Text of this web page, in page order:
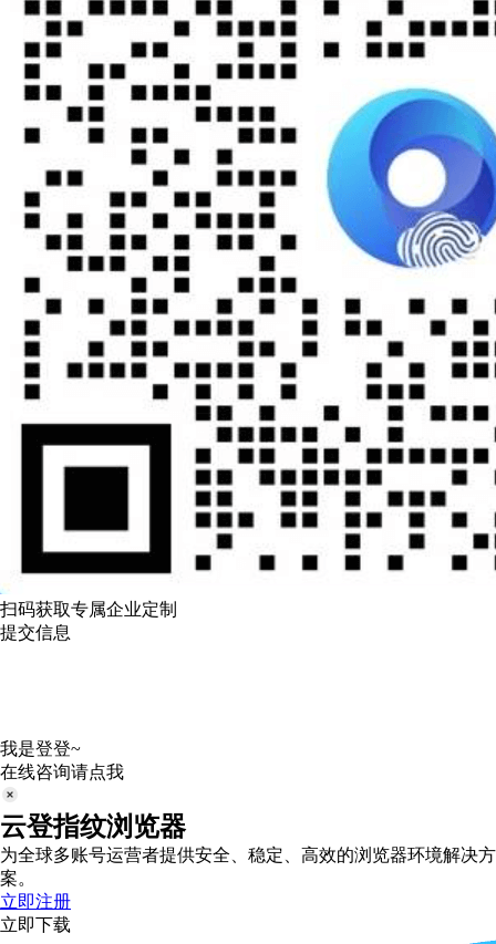
扫码获取专属企业定制
提交信息
我是登登~
在线咨询请点我
云登指纹浏览器
为全球多账号运营者提供安全、稳定、高效的浏览器环境解决方
案。
立即注册
立即下载